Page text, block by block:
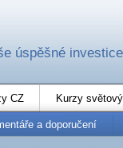
úspěšné investice
CZ Kurzy
a doporučení